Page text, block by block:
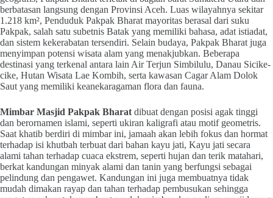
berbatasan langsung dengan Provinsi Aceh. Luas wilayahnya sekitar
1.218 km², Penduduk Pakpak Bharat mayoritas berasal dari suku
Pakpak, salah satu subetnis Batak yang memiliki bahasa, adat istiadat,
dan sistem kekerabatan tersendiri. Selain budaya, Pakpak Bharat juga
menyimpan potensi wisata alam yang menakjubkan. Beberapa
destinasi yang terkenal antara lain Air Terjun Simbilulu, Danau Sicike-
cike, Hutan Wisata Lae Kombih, serta kawasan Cagar Alam Dolok
Saut yang memiliki keanekaragaman flora dan fauna.
Mimbar Masjid Pakpak Bharatdibuat dengan posisi agak tinggi
dan berornamen islami, seperti ukiran kaligrafi atau motif geometris.
Saat khatib berdiri di mimbar ini, jamaah akan lebih fokus dan hormat
terhadap isi khutbah terbuat dari bahan kayu jati, Kayu jati secara
alami tahan terhadap cuaca ekstrem, seperti hujan dan terik matahari,
berkat kandungan minyak alami dan tanin yang berfungsi sebagai
pelindung dan pengawet. Kandungan ini juga membuatnya tidak
mudah dimakan rayap dan tahan terhadap pembusukan sehingga